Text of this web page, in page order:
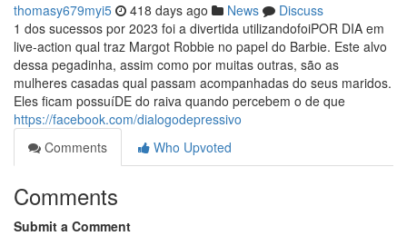
thomasy679myi5 418 days ago News
Discuss
1 dos sucessos por 2023 foi a divertida utilizandofoiPOR DIA em
live-action qual traz Margot Robbie no papel do Barbie. Este alvo
dessa pegadinha, assim como por muitas outras, são as
mulheres casadas qual passam acompanhadas do seus maridos.
Eles ficam possuíDE do raiva quando percebem o de que
https://facebook.com/dialogodepressivo
Comments
Who Upvoted
Comments
Submit a Comment